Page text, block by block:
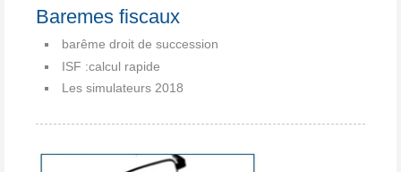
Baremes fiscaux
barême droit de succession
ISF :calcul rapide
Les simulateurs 2018